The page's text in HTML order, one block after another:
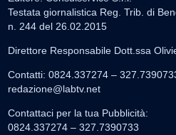
Testata giornalistica Reg. Trib. di
n. 244 del 26.02.2015
Direttore Responsabile Dott.ssa
Contatti: 0824.337274 –
redazione@labtv.net
Contattaci per la tua Pubblicità:
0824.337274 – 327.7390733